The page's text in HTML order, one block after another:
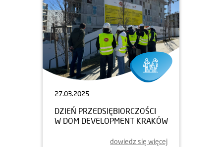
27.03.2025
DZIEŃ PRZEDSIĘBIORCZOŚCI
W DOM DEVELOPMENT KRAKÓW
dowiedz się więcej